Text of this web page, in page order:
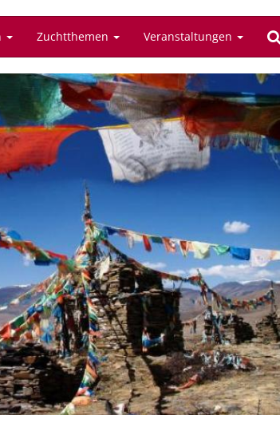
Zuchtthemen Veranstaltungen